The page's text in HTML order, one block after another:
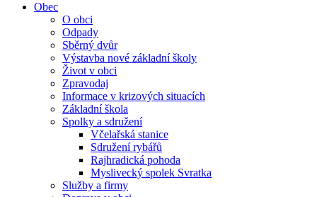
Obec
O obci
Odpady
Sběrný dvůr
Výstavba nové základní školy
Život v obci
Zpravodaj
Informace v krizových situacích
Základní škola
Spolky a sdružení
Včelařská stanice
Sdružení rybářů
Rajhradická pohoda
Myslivecký spolek Svratka
Služby a firmy